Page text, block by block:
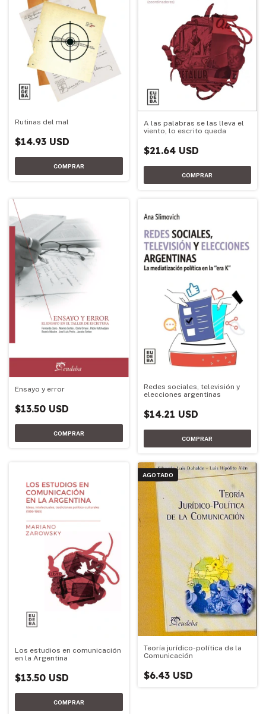
Rutinas del mal
$14.93 USD
A las palabras se las lleva el
viento, lo escrito queda
$21.64 USD
Ensayo y error
$13.50 USD
Redes sociales, televisión y
elecciones argentinas
$14.21 USD
Los estudios en comunicación
en la Argentina
$13.50 USD
AGOTADO
Teoría jurídico-política de la
Comunicación
$6.43 USD